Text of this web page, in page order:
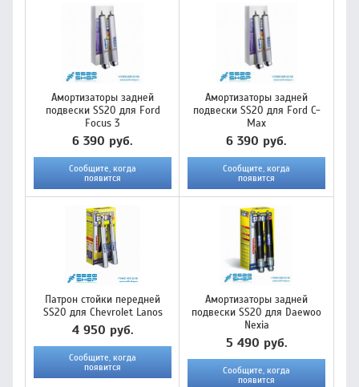
Амортизаторы задней
подвески SS20 для Ford
Focus 3
6 390 руб.
Сообщите, когда
появится
Амортизаторы задней
подвески SS20 для Ford C-
Max
6 390 руб.
Сообщите, когда
появится
Патрон стойки передней
SS20 для Chevrolet Lanos
4 950 руб.
Сообщите, когда
появится
Амортизаторы задней
подвески SS20 для Daewoo
Nexia
5 490 руб.
Сообщите, когда
появится